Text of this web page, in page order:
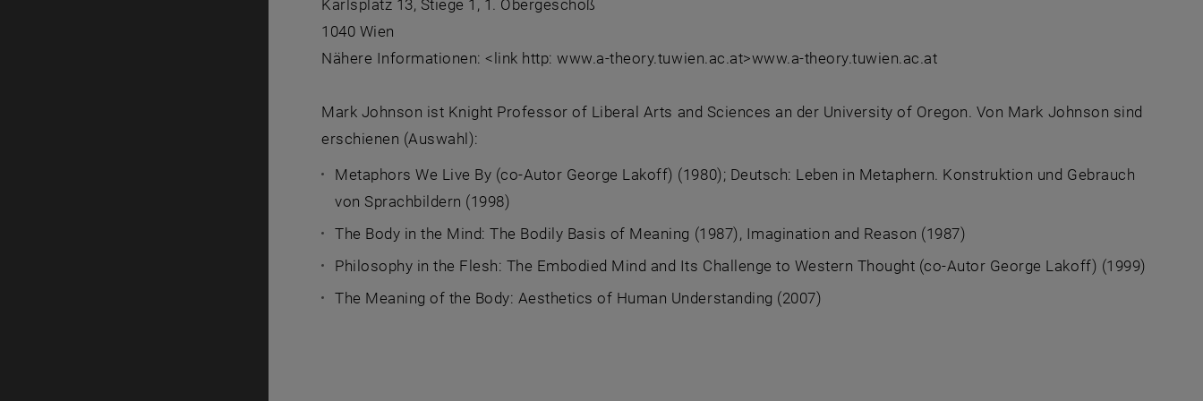
Karlsplatz 13, Stiege 1, 1. Obergeschoß
1040 Wien
Nähere Informationen: <link http: www.a-theory.tuwien.ac.at>www.a-theory.tuwien.ac.at
Mark Johnson ist Knight Professor of Liberal Arts and Sciences an der University of Oregon. Von Mark Johnson sind
erschienen (Auswahl):
Metaphors We Live By (co-Autor George Lakoff) (1980); Deutsch: Leben in Metaphern. Konstruktion und Gebrauch
von Sprachbildern (1998)
The Body in the Mind: The Bodily Basis of Meaning (1987), Imagination and Reason (1987)
Philosophy in the Flesh: The Embodied Mind and Its Challenge to Western Thought (co-Autor George Lakoff) (1999)
The Meaning of the Body: Aesthetics of Human Understanding (2007)